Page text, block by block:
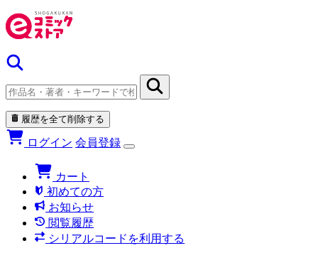
履歴を全て削除する
ログイン 会員登録
カート
初めての方
お知らせ
閲覧履歴
シリアルコードを利用する